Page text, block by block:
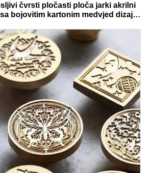
čvrsti pločasti ploča jarki akrilni
bojovitim kartonim medvjed dizajn